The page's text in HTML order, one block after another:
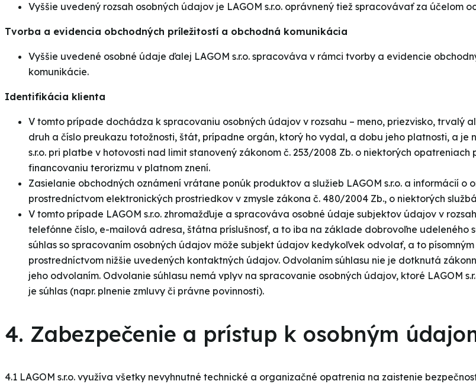
Vyššie uvedený rozsah osobných údajov je LAGOM s.r.o. oprávnený tiež spracovávať za účelom
Tvorba a evidencia obchodných príležitostí a obchodná komunikácia
Vyššie uvedené osobné údaje ďalej LAGOM s.r.o. spracováva v rámci tvorby a evidencie
komunikácie.
Identifikácia klienta
V tomto prípade dochádza k spracovaniu osobných údajov v rozsahu – meno, priezvisko, trvalý
druh a číslo preukazu totožnosti, štát, prípadne orgán, ktorý ho vydal, a dobu jeho platnosti, a je
s.r.o. pri platbe v hotovosti nad limit stanovený zákonom č. 253/2008 Zb. o niektorých
financovaniu terorizmu v platnom znení.
Zasielanie obchodných oznámení vrátane ponúk produktov a služieb LAGOM s.r.o. a informácií
prostredníctvom elektronických prostriedkov v zmysle zákona č. 480/2004 Zb., o niektorých
V tomto prípade LAGOM s.r.o. zhromažďuje a spracováva osobné údaje subjektov údajov v
telefónne číslo, e-mailová adresa, štátna príslušnosť, a to iba na základe dobrovoľne udeleného
súhlas so spracovaním osobných údajov môže subjekt údajov kedykoľvek odvolať, a to písomným
prostredníctvom nižšie uvedených kontaktných údajov. Odvolaním súhlasu nie je dotknutá
jeho odvolaním. Odvolanie súhlasu nemá vplyv na spracovanie osobných údajov, ktoré LAGOM
je súhlas (napr. plnenie zmluvy či právne povinnosti).
4. Zabezpečenie a prístup k osobným
4.1 LAGOM s.r.o. využíva všetky nevyhnutné technické a organizačné opatrenia na zaistenie